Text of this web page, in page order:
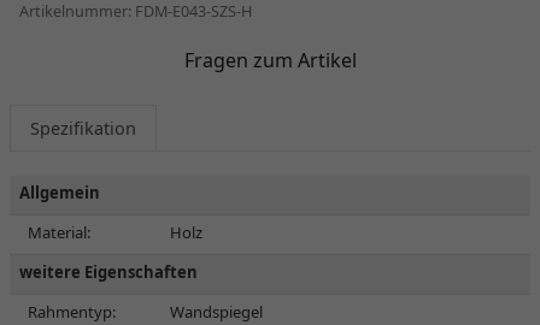
Artikelnummer: FDM-E043-SZS-H
Fragen zum Artikel
Spezifikation
Allgemein
Material:
Holz
weitere Eigenschaften
Rahmentyp:
Wandspiegel